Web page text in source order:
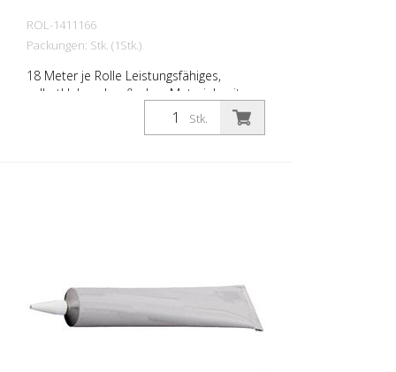
ROL-1411166
Packungen: Stk. (1Stk.)
18 Meter je Rolle Leistungsfähiges,
selbstklebendes, flaches Material, mit
höchster Griffigkeit und exzellenter
Formanpassung. Ideal zur Verlegung auf
Stk.